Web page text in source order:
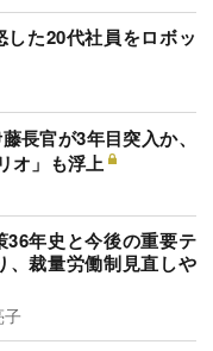
た20代社員をロボッ
長官が3年目突入か、
オ」も浮上
年史と今後の重要テ
裁量労働制見直しや
子